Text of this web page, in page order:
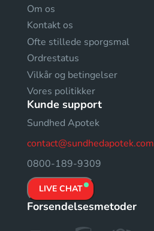
Om os
Kontakt os
Ofte stillede sporgsmal
Ordrestatus
Vilkår og betingelser
Vores politikker
Kunde support
Sundhed Apotek
contact@sundhedapotek.com
0800-189-9309
LIVE CHAT
Forsendelsesmetoder